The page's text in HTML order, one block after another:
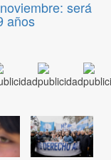
será
años